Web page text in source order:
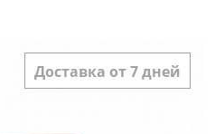
Доставка от 7 дней